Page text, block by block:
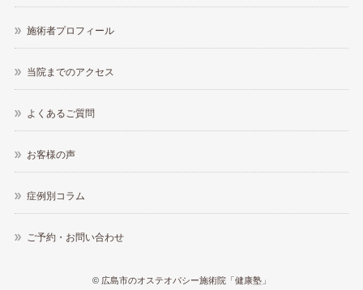
施術者プロフィール
当院までのアクセス
よくあるご質問
お客様の声
症例別コラム
ご予約・お問い合わせ
© 広島市のオステオパシー施術院「健康塾」